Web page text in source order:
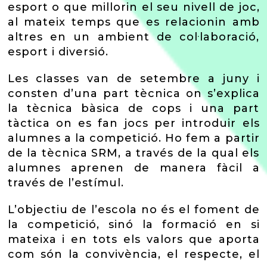
esport o que millorin el seu nivell de joc,
al mateix temps que es relacionin amb
altres en un ambient de col·laboració,
esport i diversió.
Les classes van de setembre a juny i
consten d’una part tècnica on s’explica
la tècnica bàsica de cops i una part
tàctica on es fan jocs per introduir els
alumnes a la competició. Ho fem a partir
de la tècnica SRM, a través de la qual els
alumnes aprenen de manera fàcil a
través de l’estímul.
L’objectiu de l’escola no és el foment de
la competició, sinó la formació en si
mateixa i en tots els valors que aporta
com són la convivència, el respecte, el